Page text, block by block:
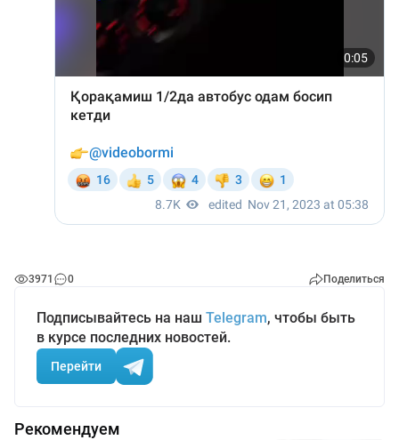
3971 0 Поделиться
Подписывайтесь на наш Telegram, чтобы быть
в курсе последних новостей.
Перейти
Рекомендуем